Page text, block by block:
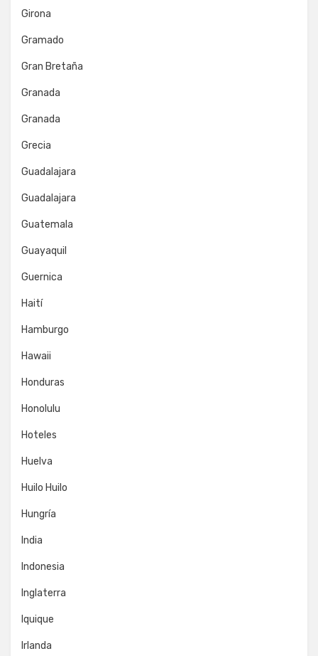
Girona
Gramado
Gran Bretaña
Granada
Granada
Grecia
Guadalajara
Guadalajara
Guatemala
Guayaquil
Guernica
Haití
Hamburgo
Hawaii
Honduras
Honolulu
Hoteles
Huelva
Huilo Huilo
Hungría
India
Indonesia
Inglaterra
Iquique
Irlanda